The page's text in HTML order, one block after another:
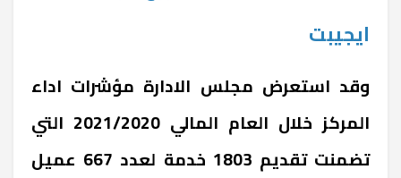
ايجيبت
وقد استعرض مجلس الادارة مؤشرات اداء
المركز خلال العام المالي 2021/2020 التي
تضمنت تقديم 1803 خدمة لعدد 667 عميل